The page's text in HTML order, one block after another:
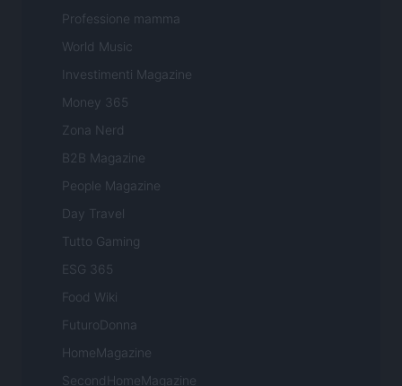
Professione mamma
World Music
Investimenti Magazine
Money 365
Zona Nerd
B2B Magazine
People Magazine
Day Travel
Tutto Gaming
ESG 365
Food Wiki
FuturoDonna
HomeMagazine
SecondHomeMagazine